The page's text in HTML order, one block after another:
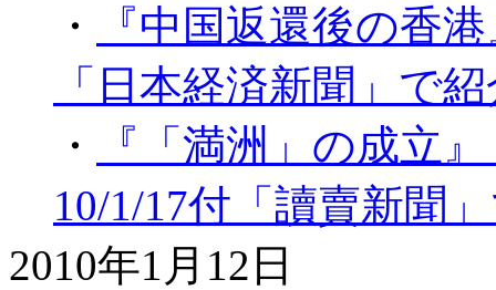
・
『中国返還後の香
「日本経済新聞」で
・
『「満洲」の成立
10/1/17付「讀賣新聞
2010年1月12日